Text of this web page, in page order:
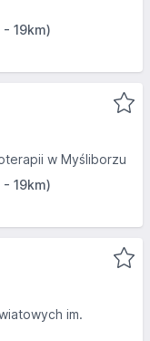
19km)
w Myśliborzu
19km)
im.